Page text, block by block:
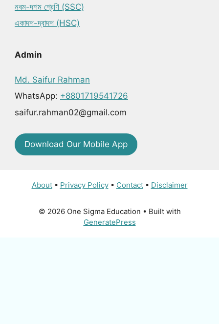
নবম-দশম শ্রেণি (SSC)
একাদশ-দ্বাদশ (HSC)
Admin
Md. Saifur Rahman
WhatsApp: +8801719541726
saifur.rahman02@gmail.com
Download Our Mobile App
About• Privacy Policy• Contact• Disclaimer
© 2026 One Sigma Education • Built with
GeneratePress